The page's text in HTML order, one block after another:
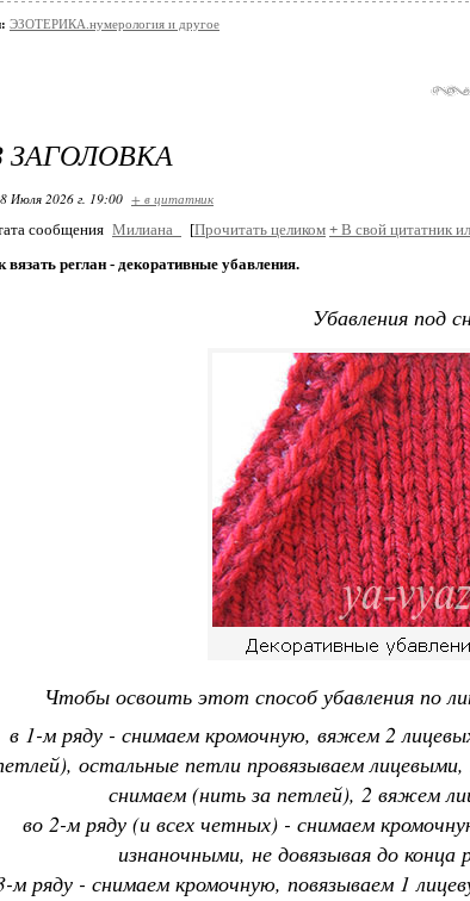
ЭЗОТЕРИКА.нумерология и другое
ЗАГОЛОВКА
Июля 2026 г. 19:00 + в цитатник
сообщения Милиана_ [Прочитать целиком + В свой цитатник
вязать реглан - декоративные убавления.
Убавления под
Чтобы освоить этот способ убавления по
в 1-м ряду - снимаем кромочную, вяжем 2
остальные петли провязываем
снимаем (нить за петлей), 2 вяжем
во 2-м ряду (и всех четных) - снимаем
изнаночными, не довязывая до
м ряду - снимаем кромочную, повязываем 1